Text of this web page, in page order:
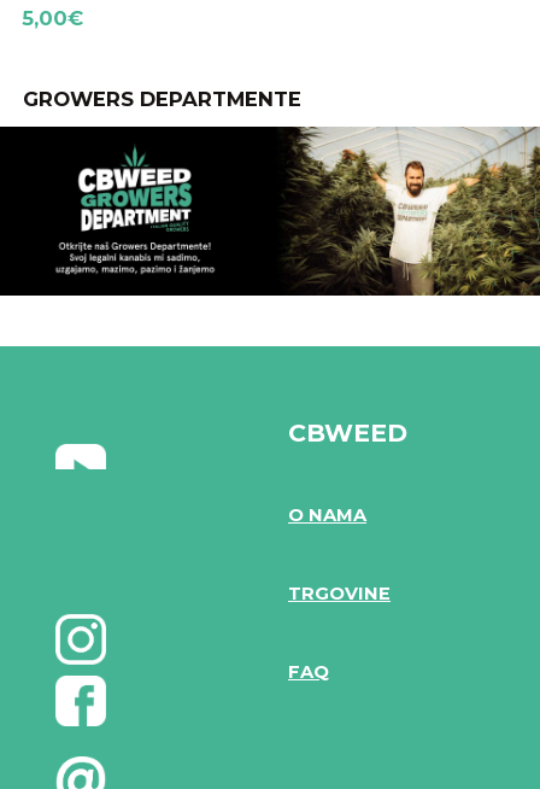
5,00€
GROWERS DEPARTMENTE
CBWEED
O NAMA
TRGOVINE
FAQ